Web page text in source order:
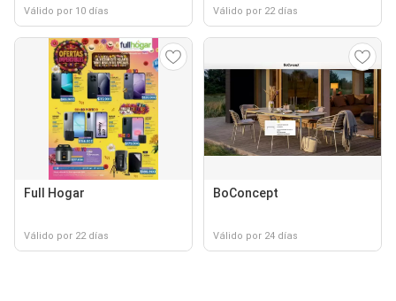
Válido por 10 días Válido por 22 días
Full Hogar
Válido por 22 días
BoConcept
Válido por 24 días